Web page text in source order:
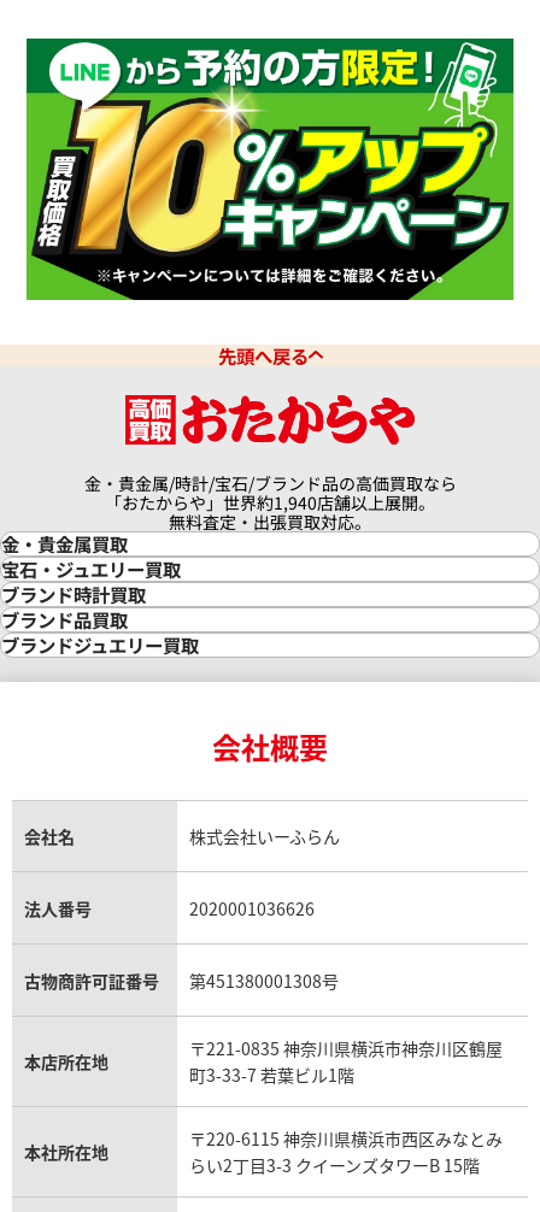
ロイヤルオーク オフショア
日時点の参考買取価格です
オーデマ ピゲ ロイヤル オー
26180ST.OO.D101CR.01
参考買取価格
※2023年7月27日時点の参考
金時計 Cal.2121/1
日時点の参考買取価格です
オーデマ ピゲ ジュールオー
15056OR.OO.0067CR.02
1,198,000
※2024年7月9日時点の参考買
先頭へ戻る
金・貴金属/時計/宝石/ブランド品の高価買取なら
「おたからや」世界約1,940店舗以上展開。
無料査定・出張買取対応。
金・貴金属買取
金買取
金の相場価格情報
金の参考買取価格一覧
インゴット買取
インゴットの相場価格情報
24金買取
金貨買取
貴金属買取
銀・シルバー買取
パラジウム買取
宝石・ジュエリー買取
宝石・ジュエリー買取
ダイヤモンド買取
ダイヤモンド・宝石の参考価格一覧
リング・結婚指輪買取
エメラルド買取
トパーズ買取
タンザナイト買取
キャッツアイ買取
アクアマリン買取
ブランド時計買取
時計買取
ロレックス買取
ロレックス デイトナ買取
ロレックス サブマリーナー買取
ロレックス エクスプローラー買取
ロレックス デイトジャスト買取
パテック フィリップノーチラス買取
ヴァシュロン・コンスタンタン買取
オメガ買取
カルティエ買取
フランク ミュラー買取
リシャール・ミル買取
パネライ買取
チューダー（チュードル）買取
ブランド品買取
ブランド買取
シャネル マトラッセ買取
セリーヌ買取
プラダ買取
ブランドジュエリー買取
ヴァンクリーフ＆アーペル買取
ショーメ買取
ダミアーニ買取
モーブッサン買取
会社概要
会社名 株式会社いーふらん
法人番号 2020001036626
古物商許可証番号 第451380001308号
本店所在地
〒221-0835 神奈川県横浜市神奈川区鶴屋
町3-33-7 若葉ビル1階
本社所在地
〒220-6115 神奈川県横浜市西区みなとみ
らい2丁目3-3 クイーンズタワーB 15階